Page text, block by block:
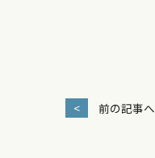
< 前の記事へ